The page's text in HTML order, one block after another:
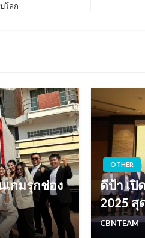
โลก
เกมรุกช่อง
OTHER
ดีป้า เปิ
2025 สุ
CBNTEAM